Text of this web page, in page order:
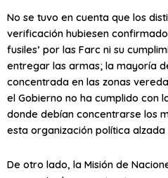
No se tuvo en cuenta que los
verificación hubiesen
fusiles’ por las Farc ni su
entregar las armas; la mayoría
concentrada en las zonas
el Gobierno no ha cumplido con
donde debían concentrarse los
esta organización política alzada
De otro lado, la Misión de